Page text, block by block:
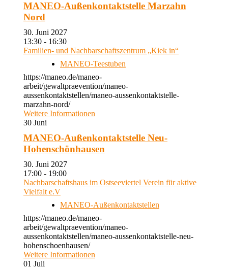
MANEO-Außenkontaktstelle Marzahn
Nord
30. Juni 2027
13:30 - 16:30
Familien- und Nachbarschaftszentrum „Kiek in“
MANEO-Teestuben
https://maneo.de/maneo-
arbeit/gewaltpraevention/maneo-
aussenkontaktstellen/maneo-aussenkontaktstelle-
marzahn-nord/
Weitere Informationen
30 Juni
MANEO-Außenkontaktstelle Neu-
Hohenschönhausen
30. Juni 2027
17:00 - 19:00
Nachbarschaftshaus im Ostseeviertel Verein für aktive
Vielfalt e.V
MANEO-Außenkontaktstellen
https://maneo.de/maneo-
arbeit/gewaltpraevention/maneo-
aussenkontaktstellen/maneo-aussenkontaktstelle-neu-
hohenschoenhausen/
Weitere Informationen
01 Juli